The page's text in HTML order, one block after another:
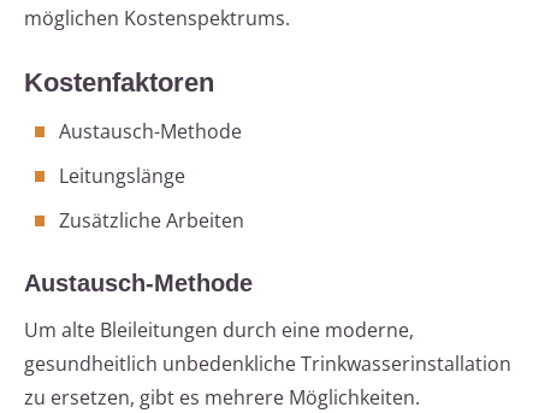
möglichen Kostenspektrums.
Kostenfaktoren
Austausch-Methode
Leitungslänge
Zusätzliche Arbeiten
Austausch-Methode
Um alte Bleileitungen durch eine moderne,
gesundheitlich unbedenkliche Trinkwasserinstallation
zu ersetzen, gibt es mehrere Möglichkeiten.